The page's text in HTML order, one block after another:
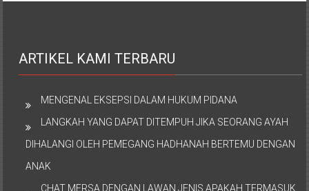
ARTIKEL KAMI TERBARU
MENGENAL EKSEPSI DALAM HUKUM PIDANA
LANGKAH YANG DAPAT DITEMPUH JIKA SEORANG AYAH
DIHALANGI OLEH PEMEGANG HADHANAH BERTEMU DENGAN
ANAK
CHAT MERSA DENGAN LAWAN JENIS APAKAH TERMASUK